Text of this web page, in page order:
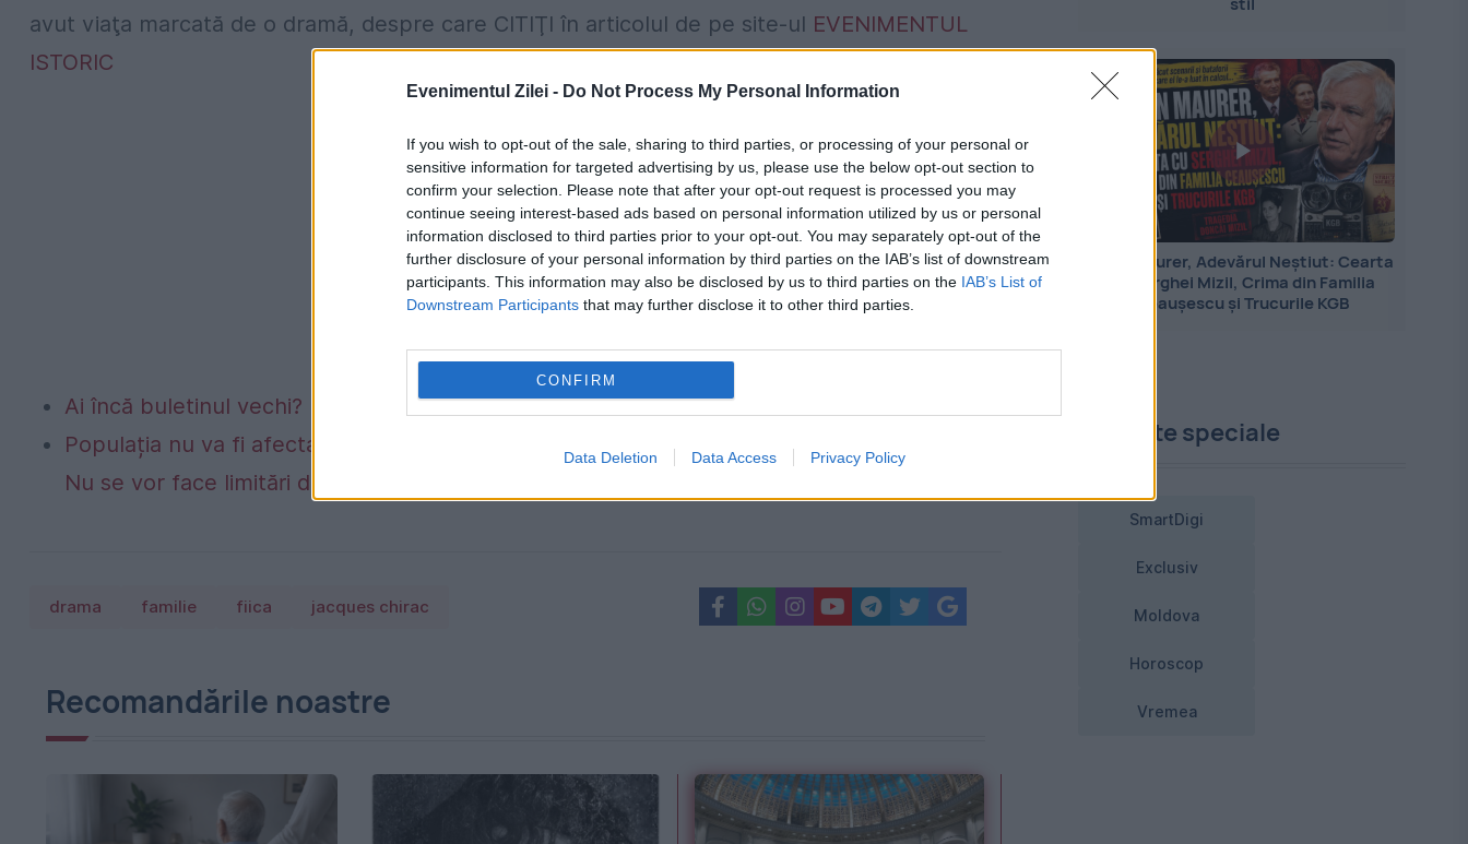
Evenimentul Zilei - Do Not Process My Personal Information
If you wish to opt-out of the sale, sharing to third parties, or processing of your personal or
sensitive information for targeted advertising by us, please use the below opt-out section to
confirm your selection. Please note that after your opt-out request is processed you may
continue seeing interest-based ads based on personal information utilized by us or personal
information disclosed to third parties prior to your opt-out. You may separately opt-out of the
further disclosure of your personal information by third parties on the IAB’s list of downstream
participants. This information may also be disclosed by us to third parties on the IAB’s List of
Downstream Participants that may further disclose it to other third parties.
CONFIRM
Data Deletion Data Access Privacy Policy
avut viaţa marcată de o dramă, despre care CITIŢI în articolul de pe site-ul EVENIMENTUL
ISTORIC
Ai încă buletinul vechi? Data după care nu îl vei mai putea folosi, chiar dacă este valabil
Populația nu va fi afectată de eventualele limitări de consum de energie. Cristian Bușoi:
Nu se vor face limitări de consum către consumatorii casnici
drama familie fiica jacques chirac
Recomandările noastre
Jean Maurer, Adevărul Neștiut: Cearta
cu Serghei Mizil, Crima din Familia
Ceaușescu și Trucurile KGB
Proiecte speciale
SmartDigi
Exclusiv
Moldova
Horoscop
Vremea